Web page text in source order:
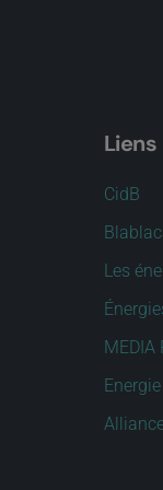
Liens
CidB
Les
MEDIA